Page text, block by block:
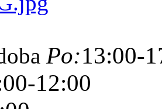
Po:13:00-
12:00